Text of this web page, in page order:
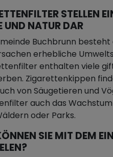
STELLEN
UND NATUR DAR
Buchbrunn
erhebliche
enthalten viele
Zigarettenkippen
von Säugetieren und
auch das
oder Parks.
SIE MIT DEM